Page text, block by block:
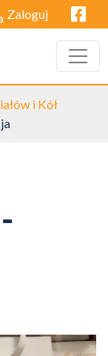
Zaloguj
i Kół